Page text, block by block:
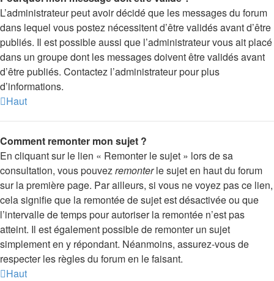
L’administrateur peut avoir décidé que les messages du forum
dans lequel vous postez nécessitent d’être validés avant d’être
publiés. Il est possible aussi que l’administrateur vous ait placé
dans un groupe dont les messages doivent être validés avant
d’être publiés. Contactez l’administrateur pour plus
d’informations.
Haut
Comment remonter mon sujet ?
En cliquant sur le lien « Remonter le sujet » lors de sa
consultation, vous pouvezremonterle sujet en haut du forum
sur la première page. Par ailleurs, si vous ne voyez pas ce lien,
cela signifie que la remontée de sujet est désactivée ou que
l’intervalle de temps pour autoriser la remontée n’est pas
atteint. Il est également possible de remonter un sujet
simplement en y répondant. Néanmoins, assurez-vous de
respecter les règles du forum en le faisant.
Haut